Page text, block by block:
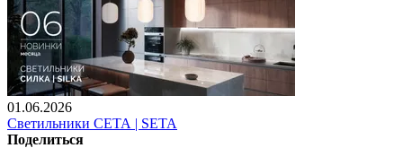
01.06.2026
Светильники СЕТА | SETA
Поделиться